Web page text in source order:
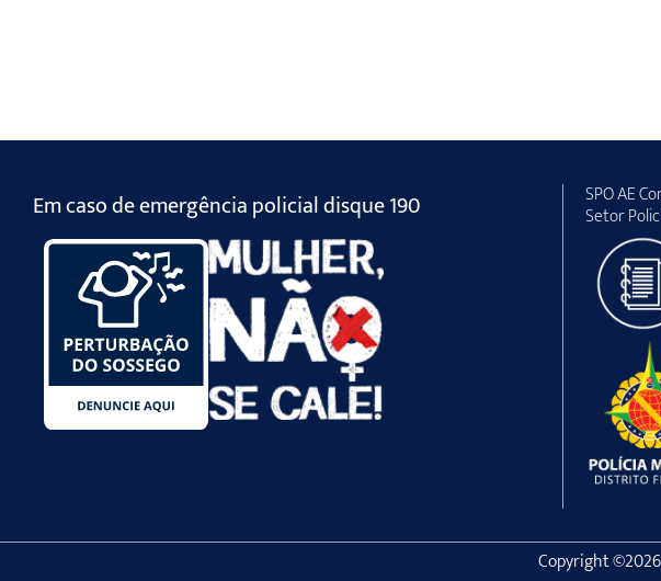
Em caso de emergência policial disque 190 SPO AE
Setor
Copyright